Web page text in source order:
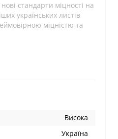
стандарти міцності на
українських листів
міцністю та
Висока
Україна